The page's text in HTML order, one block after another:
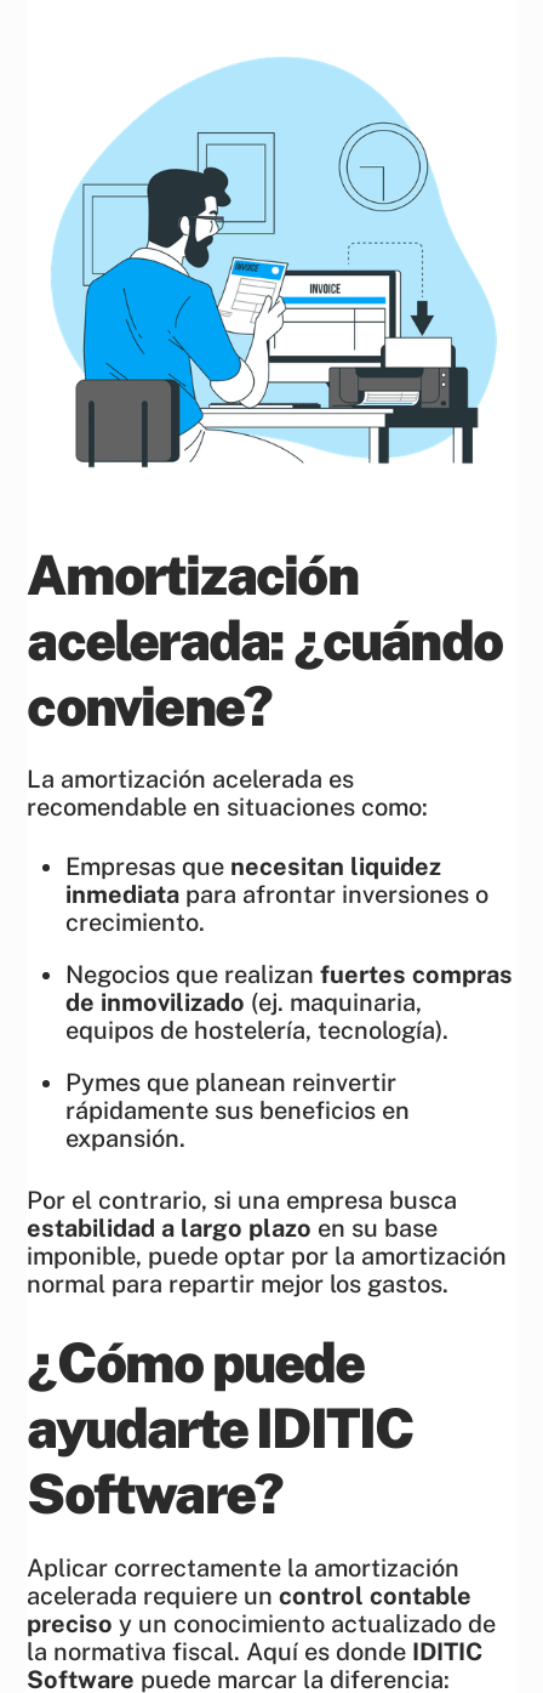
Amortización
acelerada: ¿cuándo
conviene?
La amortización acelerada es
recomendable en situaciones como:
Empresas que necesitan liquidez
inmediata para afrontar inversiones o
crecimiento.
Negocios que realizanfuertes compras
de inmovilizado (ej. maquinaria,
equipos de hostelería, tecnología).
Pymes que planean reinvertir
rápidamente sus beneficios en
expansión.
Por el contrario, si una empresa busca
estabilidad a largo plazo en su base
imponible, puede optar por la amortización
normal para repartir mejor los gastos.
¿Cómo puede
ayudarte IDITIC
Software?
Aplicar correctamente la amortización
acelerada requiere uncontrol contable
preciso y un conocimiento actualizado de
la normativa fiscal. Aquí es donde IDITIC
Software puede marcar la diferencia: